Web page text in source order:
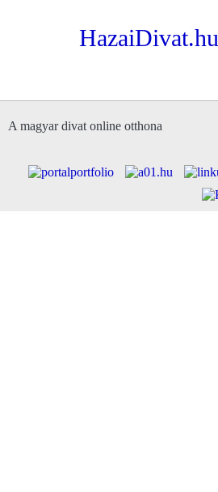
HazaiDivat.hu
A magyar divat online otthona